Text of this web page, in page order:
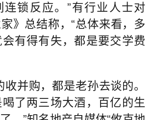
连锁反应。”有行业人士对
家》总结称，“总体来看，多
有得有失，都是要交学费
收并购，都是老孙去谈的。
了两三场大酒，百亿的生